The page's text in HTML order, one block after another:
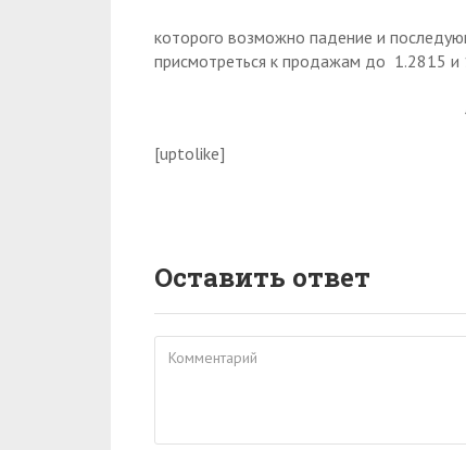
которого возможно падение и
присмотреться к продажам до 1.2815 и
[uptolike]
Оставить ответ